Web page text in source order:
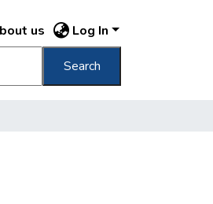
us Log In
Search